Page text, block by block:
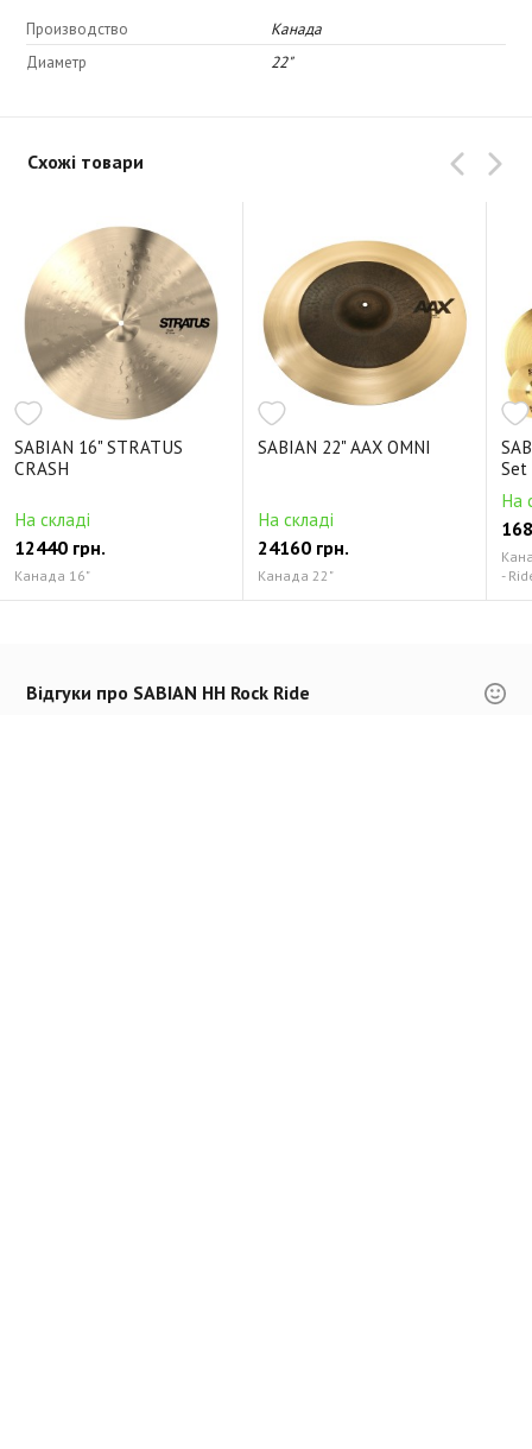
Производство
Канада
Диаметр
22"
Схожі товари
SABIAN 16" STRATUS
CRASH
На складі
12440 грн.
Канада 16"
SABIAN 22" AAX OMNI
На складі
24160 грн.
Канада 22"
Set
На
-
Відгуки про SABIAN HH Rock Ride